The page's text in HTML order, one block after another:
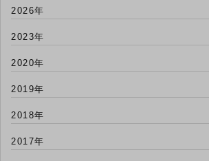
2026年
2023年
2020年
2019年
2018年
2017年